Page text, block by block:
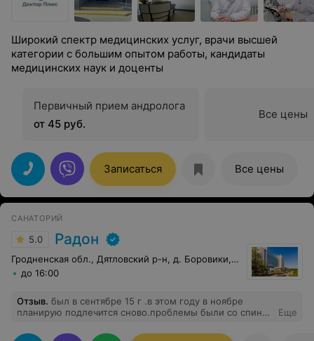
Широкий спектр медицинских услуг, врачи высшей
категории с большим опытом работы, кандидаты
медицинских наук и доценты
Первичный прием андролога
от 45 руб.
Все цены
Записаться Все цены
САНАТОРИЙ
5.0 Радон
Гродненская обл., Дятловский р-н, д. Боровики, 10
до 16:00
Отзыв. был в сентябре 15 г .в этом году в ноябре
планирую подлечится сново.проблемы были со спиной
всем доволен.
Еще